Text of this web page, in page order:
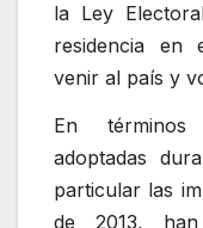
la Ley
residencia en
venir al país y
En términos
adoptadas
particular las
de 2013,